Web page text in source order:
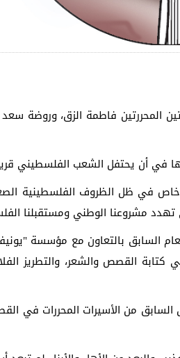
المحررتين فاطمة الزق، وروضة
في أن يحتفل الشعب الفلسطيني
في ظل الظروف الفلسطينية
تهدد مشروعنا الوطني ومستقبلنا
السابق بالتعاون مع مؤسسة
كتابة القصص والشعر، والتطريز
من الأسيرات المحررات في